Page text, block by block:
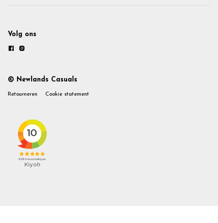
Volg ons
© Newlands Casuals
Retourneren Cookie statement